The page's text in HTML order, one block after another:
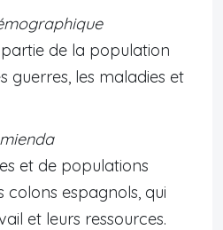
partie de la population
guerres, les maladies et
et de populations
colons espagnols, qui
et leurs ressources.